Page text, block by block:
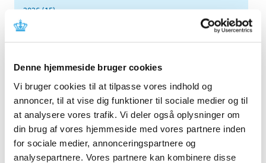
Denne hjemmeside bruger cookies
Vi bruger cookies til at tilpasse vores indhold og
annoncer, til at vise dig funktioner til sociale medier og til
at analysere vores trafik. Vi deler også oplysninger om
din brug af vores hjemmeside med vores partnere inden
for sociale medier, annonceringspartnere og
analysepartnere. Vores partnere kan kombinere disse
2026 (15)
2025 (23)
2024 (26)
2021 (44)
2020 (62)
December (3)
November (8)
October (5)